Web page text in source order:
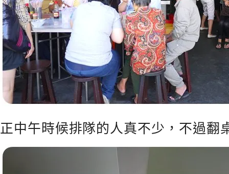
正中午時候排隊的人真不少，不過翻